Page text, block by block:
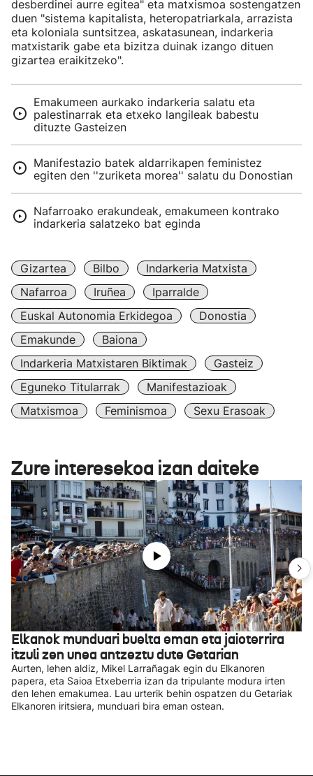
desberdinei aurre egitea" eta matxismoa sostengatzen
duen "sistema kapitalista, heteropatriarkala, arrazista
eta koloniala suntsitzea, askatasunean, indarkeria
matxistarik gabe eta bizitza duinak izango dituen
gizartea eraikitzeko".
Emakumeen aurkako indarkeria salatu eta
palestinarrak eta etxeko langileak babestu
dituzte Gasteizen
Manifestazio batek aldarrikapen feministez
egiten den ''zuriketa morea'' salatu du Donostian
Nafarroako erakundeak, emakumeen kontrako
indarkeria salatzeko bat eginda
Gizartea Bilbo
Indarkeria Matxista
Nafarroa
Iruñea
Iparralde
Euskal Autonomia Erkidegoa
Donostia
Emakunde
Baiona
Indarkeria Matxistaren Biktimak
Gasteiz
Eguneko Titularrak
Manifestazioak
Matxismoa
Feminismoa Sexu Erasoak
Zure interesekoa izan daiteke
Elkanok munduari buelta eman eta jaioterrira
itzuli zen unea antzeztu dute Getarian
Aurten, lehen aldiz, Mikel Larrañagak egin du Elkanoren
papera, eta Saioa Etxeberria izan da tripulante modura irten
den lehen emakumea. Lau urterik behin ospatzen du Getariak
Elkanoren iritsiera, munduari bira eman ostean.